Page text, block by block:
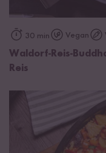
30 min Vegan
Waldorf-Reis-
Reis